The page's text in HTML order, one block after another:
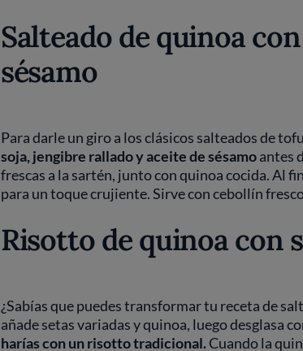
Salteado de quinoa
sésamo
Para darle un giro a los clásicos salteados de
soja, jengibre rallado y aceite de sésamoantes
frescas a la sartén, junto con quinoa cocida. Al
para un toque crujiente. Sirve con cebollín
Risotto de quinoa con
¿Sabías que puedes transformar tu receta de
añade setas variadas y quinoa, luego desglasa
harías con un risotto tradicional.Cuando la